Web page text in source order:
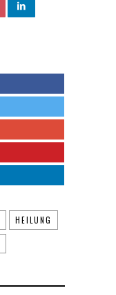
HEILUNG